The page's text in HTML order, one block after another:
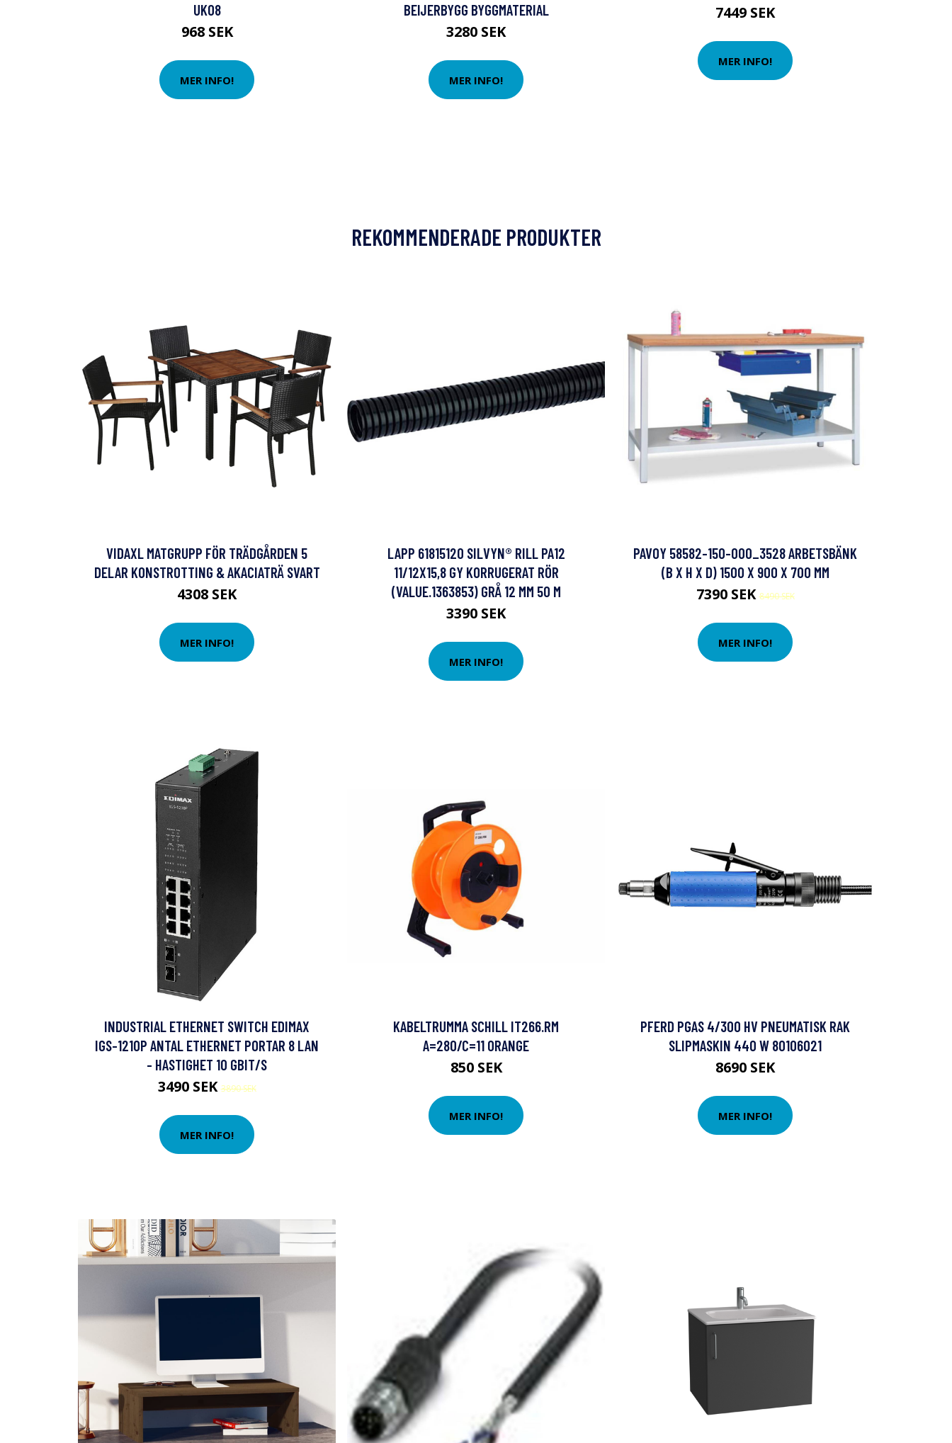
UK08
968 SEK
MER INFO!
BEIJERBYGG BYGGMATERIAL
3280 SEK
MER INFO!
7449 SEK
MER INFO!
REKOMMENDERADE PRODUKTER
VIDAXL MATGRUPP FÖR TRÄDGÅRDEN 5
DELAR KONSTROTTING & AKACIATRÄ SVART
4308 SEK
MER INFO!
LAPP 61815120 SILVYN® RILL PA12
11/12X15,8 GY KORRUGERAT RÖR
(VALUE.1363853) GRÅ 12 MM 50 M
3390 SEK
MER INFO!
PAVOY 58582-150-000_3528 ARBETSBÄNK
(B X H X D) 1500 X 900 X 700 MM
7390 SEK8490 SEK
MER INFO!
INDUSTRIAL ETHERNET SWITCH EDIMAX
IGS-1210P ANTAL ETHERNET PORTAR 8 LAN
- HASTIGHET 10 GBIT/S
3490 SEK3890 SEK
MER INFO!
KABELTRUMMA SCHILL IT266.RM
A=280/C=11 ORANGE
850 SEK
MER INFO!
PFERD PGAS 4/300 HV PNEUMATISK RAK
SLIPMASKIN 440 W 80106021
8690 SEK
MER INFO!